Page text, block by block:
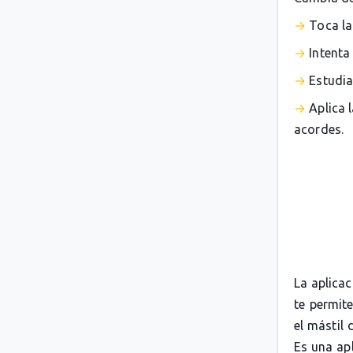
Toca
Intenta
Aplica
acordes.
La
te
el mástil
Es una